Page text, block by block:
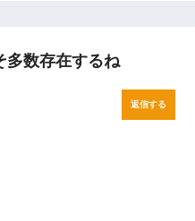
多数存在するね
返信する